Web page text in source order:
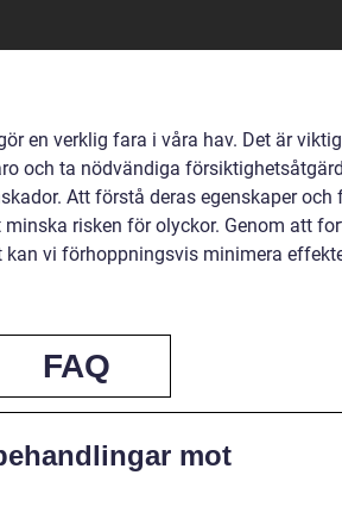
en verklig fara i våra hav. Det är
och ta nödvändiga
Att förstå deras egenskaper och
risken för olyckor. Genom att
vi förhoppningsvis minimera
FAQ
mot